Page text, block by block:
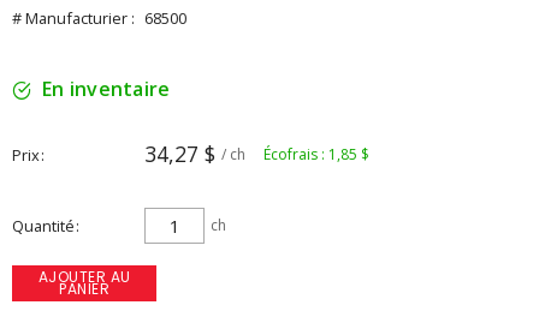
# Manufacturier : 68500
En inventaire
Prix 34,27 $ / ch Écofrais : 1,85 $
Quantité ch
AJOUTER AU
PANIER